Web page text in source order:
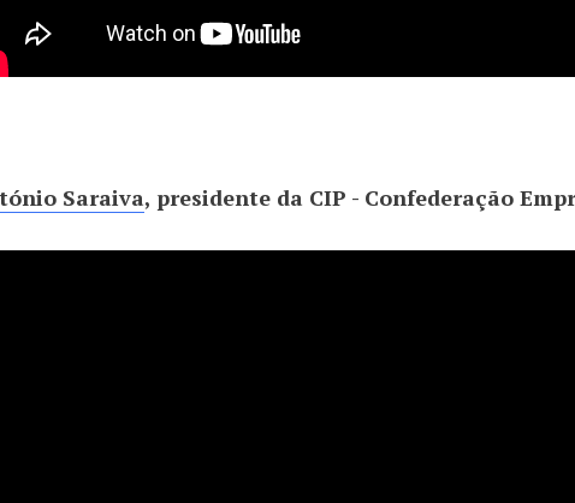
Saraiva, presidente da CIP - Confederação